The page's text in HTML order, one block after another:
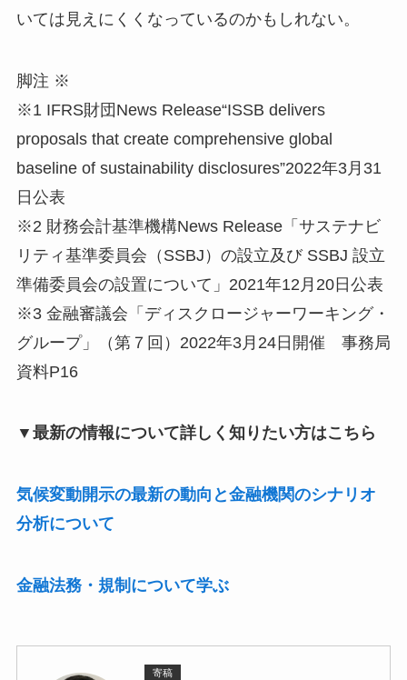
いては見えにくくなっているのかもしれない。
脚注 ※
※1 IFRS財団News Release“ISSB delivers
proposals that create comprehensive global
baseline of sustainability disclosures”2022年3月31
日公表
※2 財務会計基準機構News Release「サステナビ
リティ基準委員会（SSBJ）の設立及び SSBJ 設立
準備委員会の設置について」2021年12月20日公表
※3 金融審議会「ディスクロージャーワーキング・
グループ」（第７回）2022年3月24日開催 事務局
資料P16
▼最新の情報について詳しく知りたい方はこちら
気候変動開示の最新の動向と金融機関のシナリオ
分析について
金融法務・規制について学ぶ
寄稿